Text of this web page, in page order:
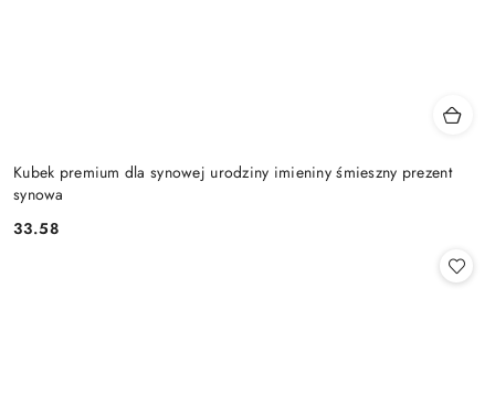
Kubek premium dla synowej urodziny imieniny śmieszny prezent
synowa
Cena:
33.58